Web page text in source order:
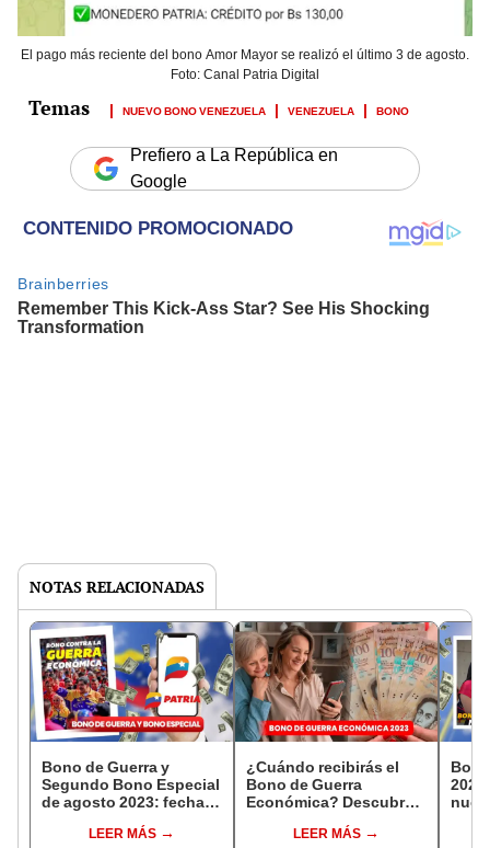
El pago más reciente del bono Amor Mayor se realizó el último 3 de agosto.
Foto: Canal Patria Digital
NUEVO BONO VENEZUELA VENEZUELA BONO
Prefiero a La República en
Google
NOTAS RELACIONADAS
Bono de Guerra y
Segundo Bono Especial
de agosto 2023: fechas
últimas noticias
LEER MÁS
¿Cuándo recibirás el
Bono de Guerra
Económica? Descubre
agosto 2023
LEER MÁS